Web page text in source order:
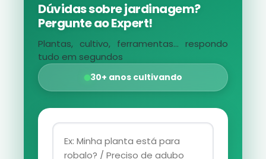
Dúvidas sobre jardinagem?
Pergunte ao Expert!
Plantas, cultivo, ferramentas... respondo
tudo em segundos
30+ anos cultivando